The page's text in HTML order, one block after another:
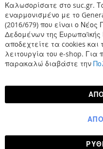
Καλωσορίσατε στο suc.gr.
εναρμονισμένο με το
(2016/679) που είναι ο Νέος
Δεδομένων της
αποδεχτείτε τα cookies και
λειτουργία του e-shop.
παρακαλώ διαβάστε την